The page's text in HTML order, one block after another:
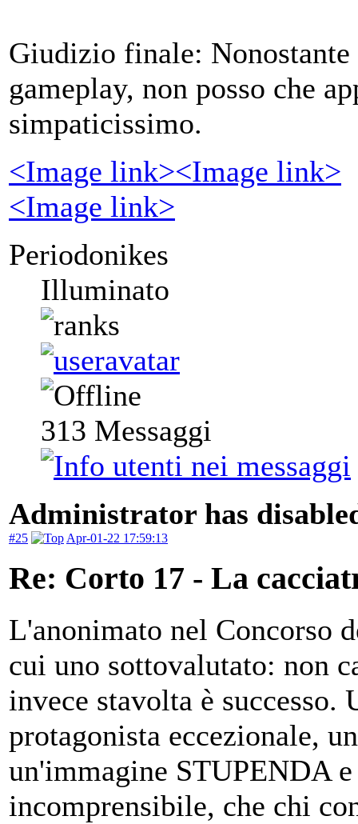
Giudizio finale:
gameplay, non posso che
simpaticissimo.
<Image link><Image link>
<Image link>
Periodonikes
Illuminato
313 Messaggi
Administrator has
#25 Apr-01-22 17:59:13
Re: Corto 17 - La
L'anonimato nel Concorso
cui uno sottovalutato: non
invece stavolta è
protagonista eccezionale,
un'immagine STUPENDA
incomprensibile, che chi